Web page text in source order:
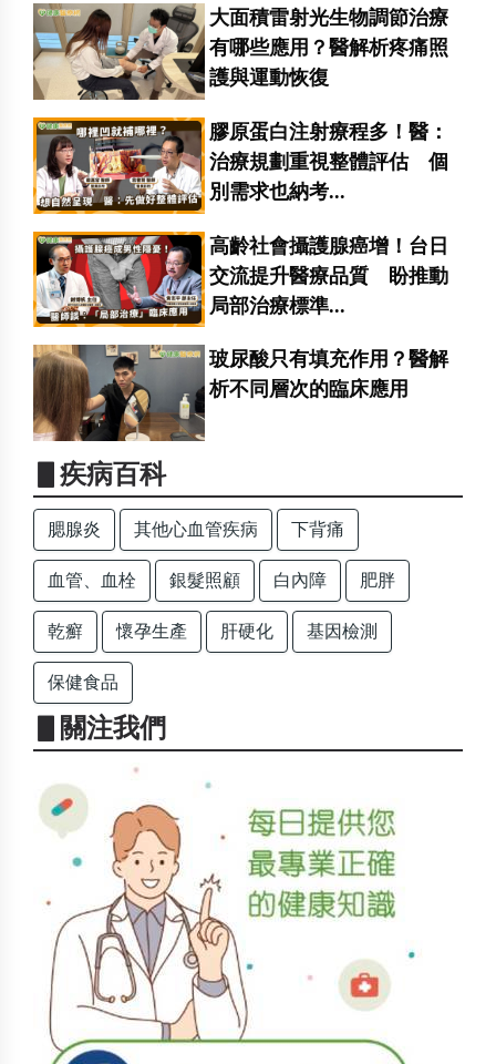
大面積雷射光生物調節治療
有哪些應用？醫解析疼痛照
護與運動恢復
膠原蛋白注射療程多！醫：
治療規劃重視整體評估 個
別需求也納考...
高齡社會攝護腺癌增！台日
交流提升醫療品質 盼推動
局部治療標準...
玻尿酸只有填充作用？醫解
析不同層次的臨床應用
▋疾病百科
腮腺炎 其他心血管疾病 下背痛
血管、血栓 銀髮照顧 白內障 肥胖
乾癬 懷孕生產 肝硬化 基因檢測
保健食品
▋關注我們